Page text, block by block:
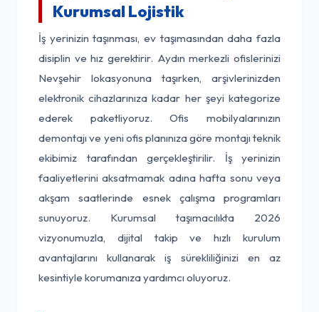
Kurumsal Lojistik
İş yerinizin taşınması, ev taşımasından daha fazla
disiplin ve hız gerektirir. Aydın merkezli ofislerinizi
Nevşehir lokasyonuna taşırken, arşivlerinizden
elektronik cihazlarınıza kadar her şeyi kategorize
ederek paketliyoruz. Ofis mobilyalarınızın
demontajı ve yeni ofis planınıza göre montajı teknik
ekibimiz tarafından gerçekleştirilir. İş yerinizin
faaliyetlerini aksatmamak adına hafta sonu veya
akşam saatlerinde esnek çalışma programları
sunuyoruz. Kurumsal taşımacılıkta 2026
vizyonumuzla, dijital takip ve hızlı kurulum
avantajlarını kullanarak iş sürekliliğinizi en az
kesintiyle korumanıza yardımcı oluyoruz.